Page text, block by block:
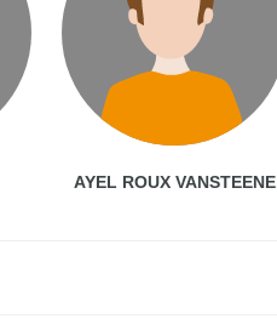
AYEL ROUX VANSTEENE